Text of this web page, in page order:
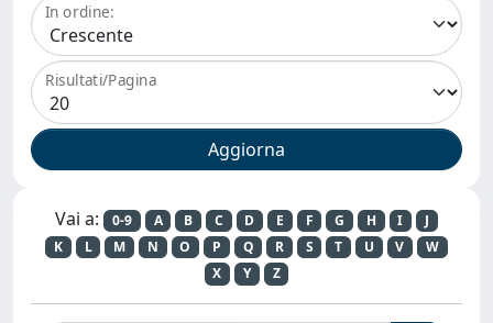
In ordine:
Risultati/Pagina
Vai a: 0-9 A B C D E F G H I
J
K
L M N O P Q R S T U V
W
X
Y Z